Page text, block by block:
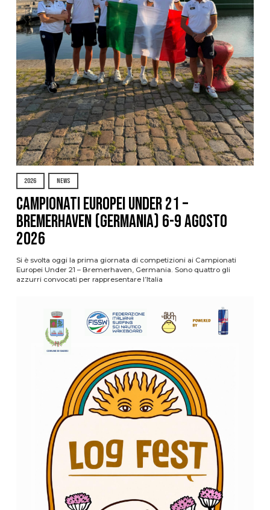
2026 NEWS
Campionati Europei Under 21 –
Bremerhaven (Germania) 6-9 agosto
2026
Si è svolta oggi la prima giornata di competizioni ai Campionati
Europei Under 21 – Bremerhaven, Germania. Sono quattro gli
azzurri convocati per rappresentare l’Italia